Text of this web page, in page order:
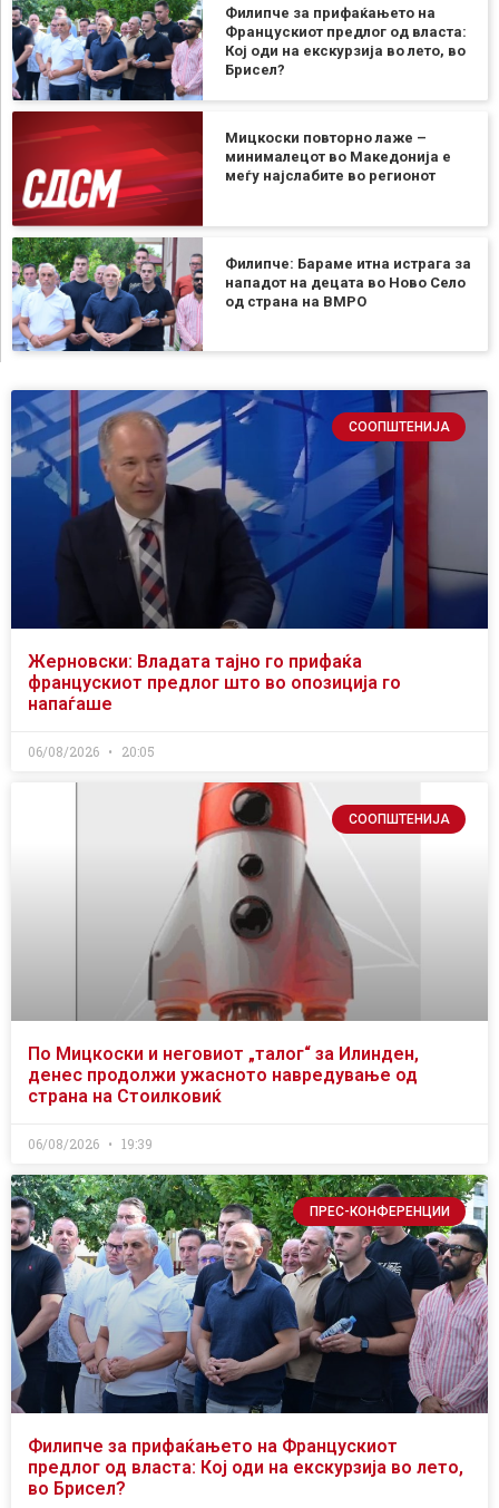
Филипче за прифаќањето на
Францускиот предлог од власта:
Кој оди на екскурзија во лето, во
Брисел?
Мицкоски повторно лаже –
минималецот во Македонија е
меѓу најслабите во регионот
Филипче: Бараме итна истрага за
нападот на децата во Ново Село
од страна на ВМРО
СООПШТЕНИЈА
Жерновски: Владата тајно го прифаќа
францускиот предлог што во опозиција го
напаѓаше
06/08/2026 20:05
СООПШТЕНИЈА
По Мицкоски и неговиот „талог“ за Илинден,
денес продолжи ужасното навредување од
страна на Стоилковиќ
06/08/2026 19:39
ПРЕС-КОНФЕРЕНЦИИ
Филипче за прифаќањето на Францускиот
предлог од власта: Кој оди на екскурзија во лето,
во Брисел?